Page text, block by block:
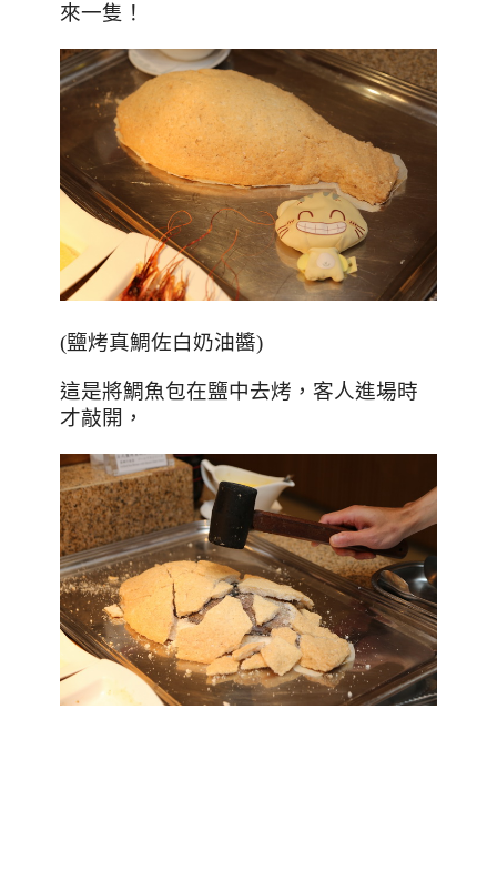
來一隻！
(鹽烤真鯛佐白奶油醬)
這是將鯛魚包在鹽中去烤，客人進場時
才敲開，